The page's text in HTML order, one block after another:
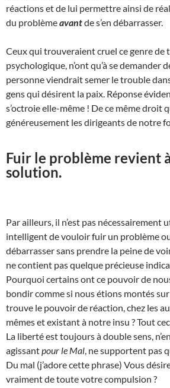
réactions et de lui permettre ainsi de
du problèmeavantde s’en débarrasser.
Ceux qui trouveraient cruel ce genre de
psychologique, n’ont qu’à se demander
personne viendrait semer le trouble
gens qui désirent la paix. Réponse
s’octroie elle-même ! De ce même droit
généreusement les dirigeants de notre
Fuir le problème revient
solution.
Par ailleurs, il n’est pas nécessairement
intelligent de vouloir fuir un problème ou
débarrasser sans prendre la peine de
ne contient pas quelque précieuse
Pourquoi certains ont ce pouvoir de
bondir comme si nous étions montés
trouve le pouvoir de réaction, chez les
mêmes et existant à notre insu ? Tout
La liberté est toujours à double sens,
agissantpour le Mal , ne supportent pas
Du mal (j’adore cette phrase) Vous
vraiment de toute votre compulsion ?